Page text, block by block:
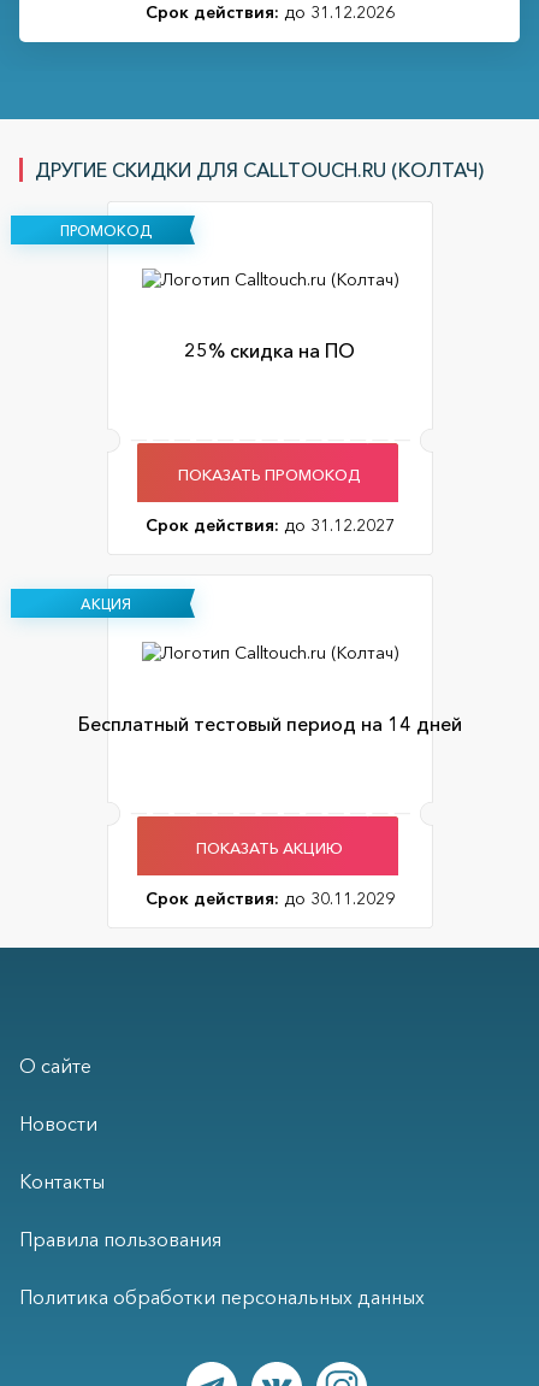
Срок действия: до 31.12.2026
ДРУГИЕ СКИДКИ ДЛЯ CALLTOUCH.RU (КОЛТАЧ)
ПРОМОКОД
25% скидка на ПО
ПОКАЗАТЬ ПРОМОКОД
Срок действия: до 31.12.2027
АКЦИЯ
Бесплатный тестовый период на 14 дней
ПОКАЗАТЬ АКЦИЮ
Срок действия: до 30.11.2029
О сайте
Новости
Контакты
Правила пользования
Политика обработки персональных данных